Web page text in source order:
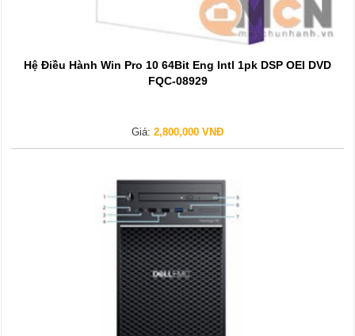
Hệ Điều Hành Win Pro 10 64Bit Eng Intl 1pk DSP OEI DVD
FQC-08929
Giá: 2,800,000 VNĐ